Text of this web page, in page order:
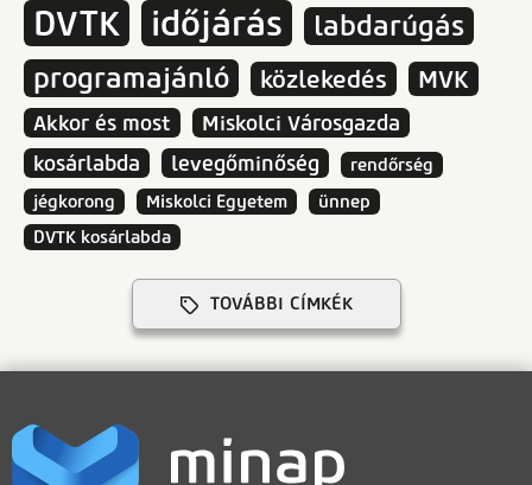
DVTK időjárás
labdarúgás
programajánló
közlekedés MVK
Akkor és most
Miskolci Városgazda
kosárlabda
levegőminőség
rendőrség
jégkorong
Miskolci Egyetem
ünnep
DVTK kosárlabda
TOVÁBBI CÍMKÉK